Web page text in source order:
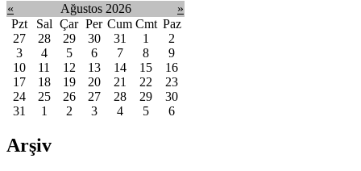
« Ağustos 2026
»
Pzt
Sal Çar Per Cum Cmt Paz
27
28 29 30 31 1
2
3
4 5 6 7 8
9
10
11 12 13 14 15
16
17
18 19 20 21 22
23
24
25 26 27 28 29
30
31
1 2 3 4 5 6
Arşiv